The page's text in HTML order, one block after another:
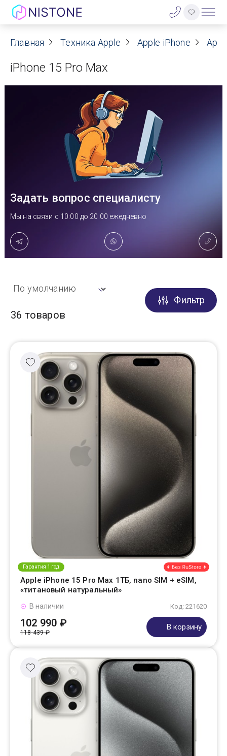
Акции
О нас
Договор оферты
Реквизиты
Контакты
Гарантия
Главная Техника Apple Apple iPhone
iPhone 15 Pro Max
Задать вопрос специалисту
Мы на связи с 10:00 до 20:00 ежедневно
36 товаров
Фильтр
Гарантия 1 год
Apple iPhone 15 Pro Max 1ТБ, nano SIM + eSIM,
«титановый натуральный»
Код: 221620
В наличии
102 990 ₽
118 439 ₽
В корзину